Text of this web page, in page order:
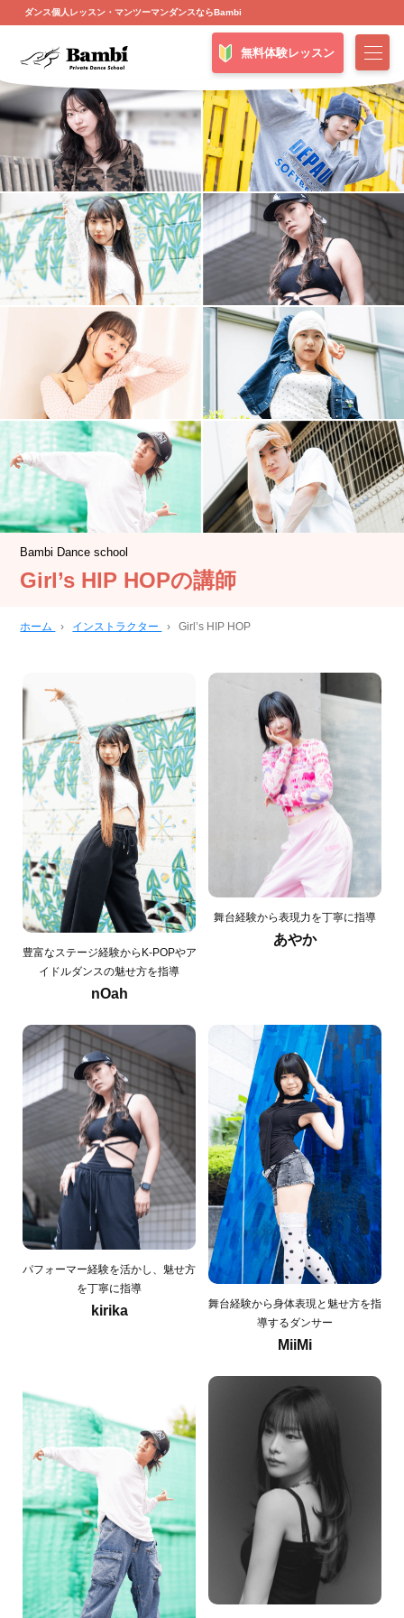
ダンス個人レッスン・マンツーマンダンスならBambi
無料体験レッスン
Bambi Dance school
Girl’s HIP HOPの講師
ホーム › インストラクター › Girl’s HIP HOP
豊富なステージ経験からK-POPやア
イドルダンスの魅せ方を指導
nOah
舞台経験から表現力を丁寧に指導
あやか
パフォーマー経験を活かし、魅せ方
を丁寧に指導
kirika
舞台経験から身体表現と魅せ方を指
導するダンサー
MiiMi